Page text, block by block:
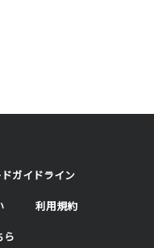
ガイドライン
利用規約
ら